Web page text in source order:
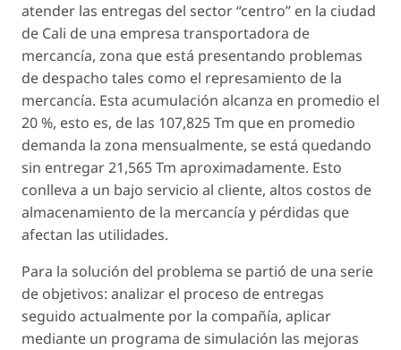
atender las entregas del sector “centro” en la ciudad
de Cali de una empresa transportadora de
mercancía, zona que está presentando problemas
de despacho tales como el represamiento de la
mercancía. Esta acumulación alcanza en promedio el
20 %, esto es, de las 107,825 Tm que en promedio
demanda la zona mensualmente, se está quedando
sin entregar 21,565 Tm aproximadamente. Esto
conlleva a un bajo servicio al cliente, altos costos de
almacenamiento de la mercancía y pérdidas que
afectan las utilidades.
Para la solución del problema se partió de una serie
de objetivos: analizar el proceso de entregas
seguido actualmente por la compañía, aplicar
mediante un programa de simulación las mejoras